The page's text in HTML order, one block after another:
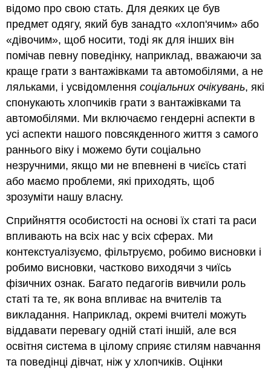
пісень
дітей
з
особливими
потребами
Зразок
дня,
який
включає
музику
Привіт
привіт
там
Доброго
Ласкаво
просимо
всіх
більше
ми
збираємося
і
плечі
(Ключ
відомо про свою стать. Для деяких це був
предмет одягу, який був занадто «хлоп'ячим» або
«дівочим», щоб носити, тоді як для інших він
помічав певну поведінку, наприклад, вважаючи за
краще грати з вантажівками та автомобілями, а не
ляльками, і усвідомленнясоціальних очікувань, які
спонукають хлопчиків грати з вантажівками та
автомобілями. Ми включаємо гендерні аспекти в
усі аспекти нашого повсякденного життя з самого
раннього віку і можемо бути соціально
незручними, якщо ми не впевнені в чиєїсь статі
або маємо проблеми, які приходять, щоб
зрозуміти нашу власну.
Сприйняття особистості на основі їх статі та раси
впливають на всіх нас у всіх сферах. Ми
контекстуалізуємо, фільтруємо, робимо висновки і
робимо висновки, частково виходячи з чиїсь
фізичних ознак. Багато педагогів вивчили роль
статі та те, як вона впливає на вчителів та
викладання. Наприклад, окремі вчителі можуть
віддавати перевагу одній статі іншій, але вся
освітня система в цілому сприяє стилям навчання
та поведінці дівчат, ніж у хлопчиків. Оцінки